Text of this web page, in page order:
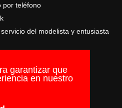
garantizar que
en nuestro
por teléfono
del modelista y entusiasta